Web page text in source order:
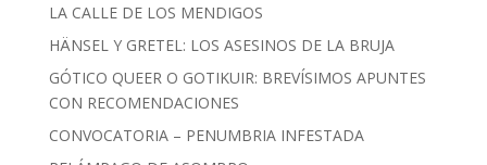
LA CALLE DE LOS MENDIGOS
HÄNSEL Y GRETEL: LOS ASESINOS DE LA BRUJA
GÓTICO QUEER O GOTIKUIR: BREVÍSIMOS APUNTES
CON RECOMENDACIONES
CONVOCATORIA – PENUMBRIA INFESTADA